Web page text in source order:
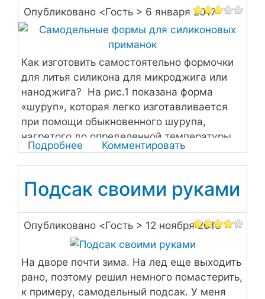
Опубликовано <Гость > 6 января 2017
Как изготовить самостоятельно формочки
для литья силикона для микроджига или
наноджига? На рис.1 показана форма
«шуруп», которая легко изготавливается
при помощи обыкновенного шурупа,
нагретого до определенной температуры.
Подробнее
для
приманок
Комментировать
Подсак своими руками
Опубликовано <Гость > 12 ноября 2016
На дворе почти зима. На лед еще выходить
рано, поэтому решил немного помастерить,
к примеру, самодельный подсак. У меня